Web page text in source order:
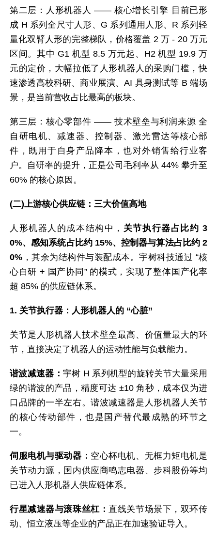
第二层：人形机器人 —— 核心增长引擎 目前已形
成 H 系列全尺寸人形、G 系列通用人形、R 系列轻
量化双臂人形的完整梯队，价格覆盖 2 万 - 20 万元
区间。其中 G1 机型 8.5 万元起、H2 机型 19.9 万
元的定价，大幅拉低了人形机器人的采购门槛，快
速渗透高校科研、商业展演、AI 具身测试等 B 端场
景，是当前营收占比最高的板块。
第三层：核心零部件 —— 技术壁垒与利润来源 全
自研电机、减速器、控制器、激光雷达等核心部
件，既用于自身产品降本，也对外销售给行业客
户。自研率的提升，正是公司毛利率从 44% 攀升至
60% 的核心原因。
(二)上游核心供应链：三大价值高地
人形机器人的成本结构中， 关节执行器占比约 3
0%、感知系统占比约 15%、控制器与算法占比约 2
0% ，其余为结构件与装配成本。宇树科技通过 “核
心自研 + 国产协同” 的模式，实现了整体国产化率
超 85% 的供应链体系。
1. 关节执行器：人形机器人的 “心脏”
关节是人形机器人技术壁垒最高、价值量最大的环
节，直接决定了机器人的运动性能与负载能力。
谐波减速器： 宇树 H 系列机型的旋转关节大量采用
绿的谐波的产品，精度可达 ±10 角秒，成本仅为进
口品牌的一半左右。谐波减速器是人形机器人关节
的核心传动部件，也是国产替代最成熟的环节之
一。
伺服电机与驱动器： 空心杯电机、无框力矩电机是
关节动力源，国内供应商鸣志电器、步科股份等均
已进入人形机器人供应链体系。
行星减速器与滚珠丝杠： 直线关节场景下，双环传
动、恒立液压等企业的产品正在加速验证导入。